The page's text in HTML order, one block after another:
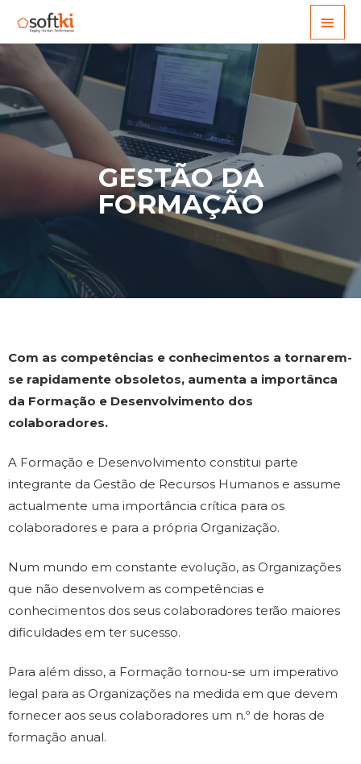
GESTÃO DA
FORMAÇÃO
Com as competências e conhecimentos a tornarem-
se rapidamente obsoletos, aumenta a importânca
da Formação e Desenvolvimento dos
colaboradores.
A Formação e Desenvolvimento constitui parte
integrante da Gestão de Recursos Humanos e assume
actualmente uma importância crítica para os
colaboradores e para a própria Organização.
Num mundo em constante evolução, as Organizações
que não desenvolvem as competências e
conhecimentos dos seus colaboradores terão maiores
dificuldades em ter sucesso.
Para além disso, a Formação tornou-se um imperativo
legal para as Organizações na medida em que devem
fornecer aos seus colaboradores um n.º de horas de
formação anual.